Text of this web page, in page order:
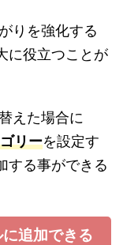
りを強化する
に役立つことが
えた場合に
リーを設定す
する事ができる
追加できる